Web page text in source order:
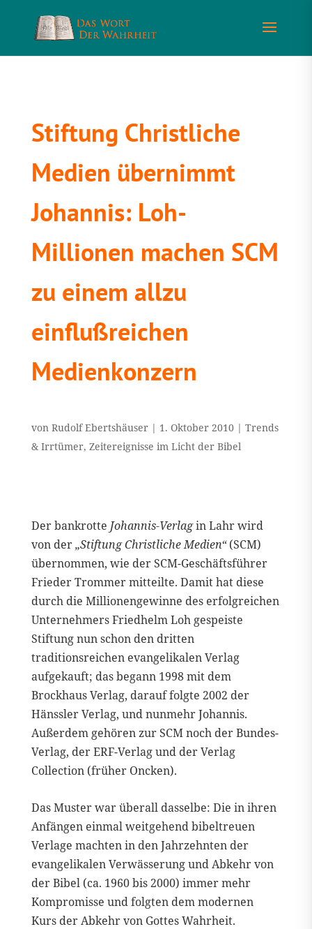
Stiftung Christliche
Medien übernimmt
Johannis: Loh-
Millionen machen SCM
zu einem allzu
einflußreichen
Medienkonzern
von Rudolf Ebertshäuser| 1. Oktober 2010| Trends
& Irrtümer, Zeitereignisse im Licht der Bibel
Der bankrotte Johannis-Verlagin Lahr wird
von der„Stiftung Christliche Medien“(SCM)
übernommen, wie der SCM-Geschäftsführer
Frieder Trommer mitteilte. Damit hat diese
durch die Millionengewinne des erfolgreichen
Unternehmers Friedhelm Loh gespeiste
Stiftung nun schon den dritten
traditionsreichen evangelikalen Verlag
aufgekauft; das begann 1998 mit dem
Brockhaus Verlag, darauf folgte 2002 der
Hänssler Verlag, und nunmehr Johannis.
Außerdem gehören zur SCM noch der Bundes-
Verlag, der ERF-Verlag und der Verlag
Collection (früher Oncken).
Das Muster war überall dasselbe: Die in ihren
Anfängen einmal weitgehend bibeltreuen
Verlage machten in den Jahrzehnten der
evangelikalen Verwässerung und Abkehr von
der Bibel (ca. 1960 bis 2000) immer mehr
Kompromisse und folgten dem modernen
Kurs der Abkehr von Gottes Wahrheit.